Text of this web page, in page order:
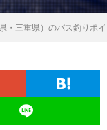
・三重県）のバス釣りポ